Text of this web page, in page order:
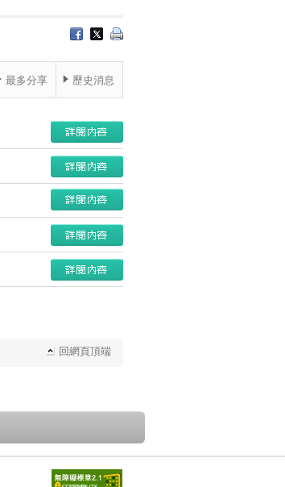
最多分享 歷史消息
回網頁頂端